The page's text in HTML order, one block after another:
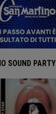
SOUND PARTY